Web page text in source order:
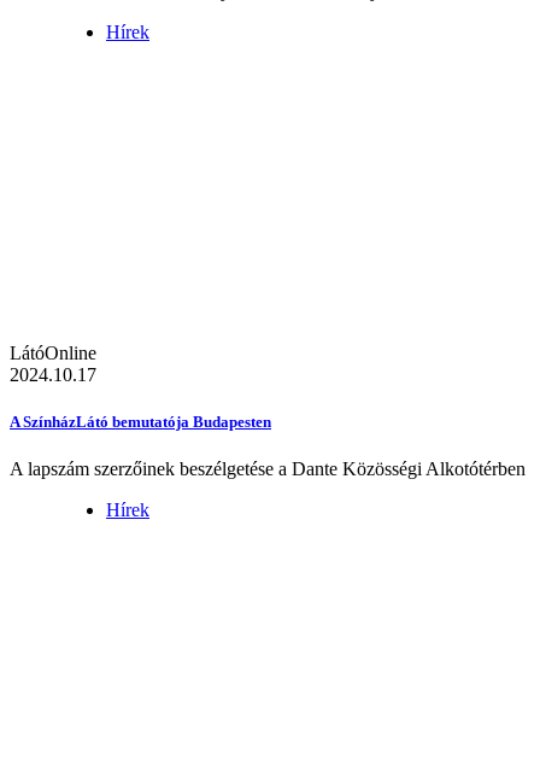
Hírek
LátóOnline
2024.10.17
A SzínházLátó bemutatója Budapesten
A lapszám szerzőinek beszélgetése a Dante Közösségi Alkotótérben
Hírek